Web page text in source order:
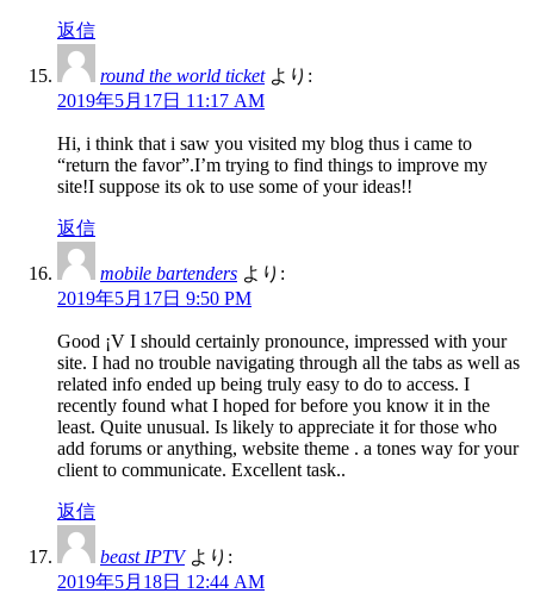
返信
round the world ticket より:
2019年5月17日 11:17 AM
Hi, i think that i saw you visited my blog thus i came to
“return the favor”.I’m trying to find things to improve my
site!I suppose its ok to use some of your ideas!!
返信
mobile bartenders より:
2019年5月17日 9:50 PM
Good ¡V I should certainly pronounce, impressed with your
site. I had no trouble navigating through all the tabs as well as
related info ended up being truly easy to do to access. I
recently found what I hoped for before you know it in the
least. Quite unusual. Is likely to appreciate it for those who
add forums or anything, website theme . a tones way for your
client to communicate. Excellent task..
返信
beast IPTV より:
2019年5月18日 12:44 AM